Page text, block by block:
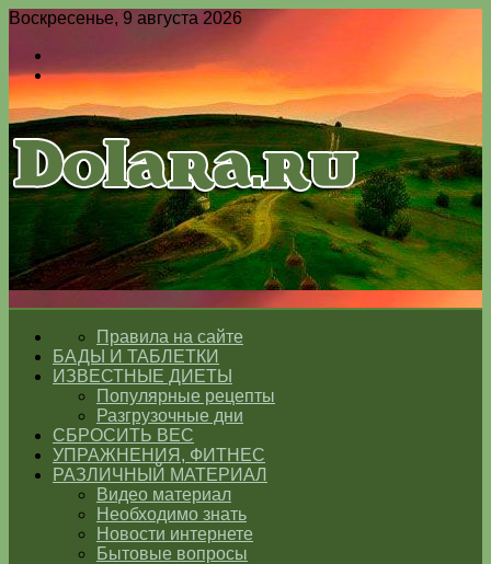
Воскресенье, 9 августа 2026
Switch
skin
Меню
Switch
ГЛАВНАЯПравила на сайте
БАДЫ И ТАБЛЕТКИ
ИЗВЕСТНЫЕ ДИЕТЫ
Популярные рецепты
Разгрузочные дни
СБРОСИТЬ ВЕС
УПРАЖНЕНИЯ, ФИТНЕС
РАЗЛИЧНЫЙ МАТЕРИАЛ
Видео материал
Необходимо знать
Новости интернете
Бытовые вопросы